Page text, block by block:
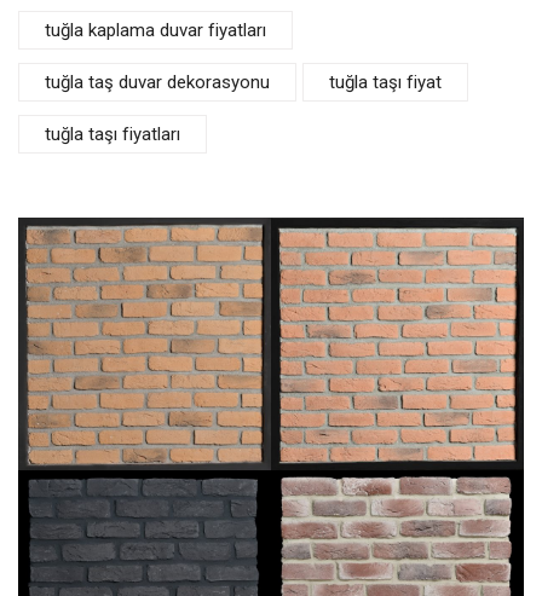
tuğla kaplama duvar fiyatları
tuğla taş duvar dekorasyonu tuğla taşı fiyat
tuğla taşı fiyatları